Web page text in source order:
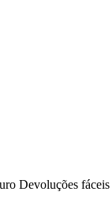
Devoluções fáceis